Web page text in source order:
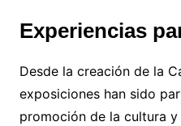
Experiencias
Desde la creación de la
exposiciones han sido
promoción de la cultura